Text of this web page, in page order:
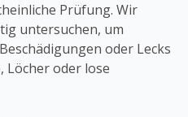
Prüfung. Wir
untersuchen, um
oder Lecks
Löcher oder lose